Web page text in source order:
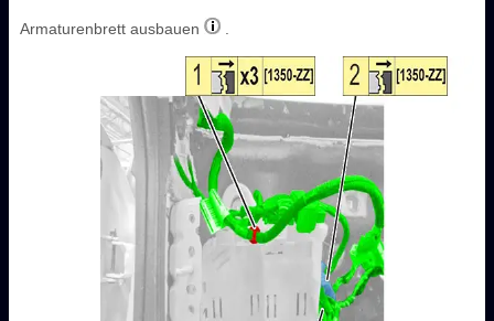
Armaturenbrett ausbauen